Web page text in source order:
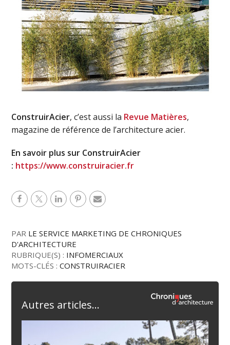
ConstruirAcier, c’est aussi la Revue Matières,
magazine de référence de l’architecture acier.
En savoir plus sur ConstruirAcier
: https://www.construiracier.fr
PAR LE SERVICE MARKETING DE CHRONIQUES
D'ARCHITECTURE
RUBRIQUE(S) : INFOMERCIAUX
MOTS-CLÉS :CONSTRUIRACIER
Autres articles...